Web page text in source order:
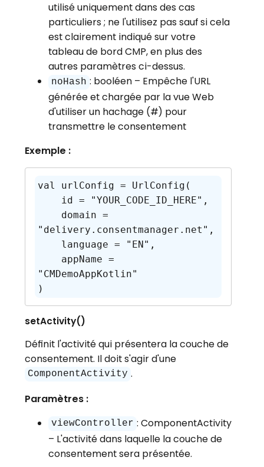
utilisé uniquement dans des cas
particuliers ; ne l'utilisez pas sauf si cela
est clairement indiqué sur votre
tableau de bord CMP, en plus des
autres paramètres ci-dessus.
noHash : booléen – Empêche l'URL
générée et chargée par la vue Web
d'utiliser un hachage (#) pour
transmettre le consentement
Exemple :
val urlConfig = UrlConfig(
"delivery.consentmanager.net",
"CMDemoAppKotlin"
setActivity()
Définit l'activité qui présentera la couche de
consentement. Il doit s'agir d'une
ComponentActivity .
Paramètres :
viewController : ComponentActivity
– L'activité dans laquelle la couche de
consentement sera présentée.